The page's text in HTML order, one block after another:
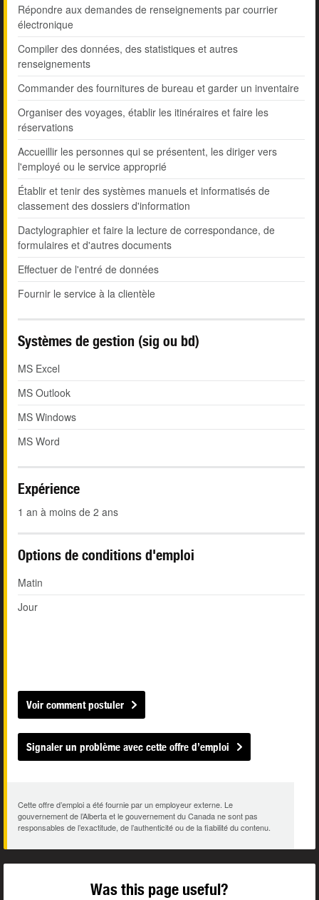
Répondre aux demandes de renseignements par courrier
électronique
Compiler des données, des statistiques et autres
renseignements
Commander des fournitures de bureau et garder un inventaire
Organiser des voyages, établir les itinéraires et faire les
réservations
Accueillir les personnes qui se présentent, les diriger vers
l'employé ou le service approprié
Établir et tenir des systèmes manuels et informatisés de
classement des dossiers d'information
Dactylographier et faire la lecture de correspondance, de
formulaires et d'autres documents
Effectuer de l'entré de données
Fournir le service à la clientèle
Systèmes de gestion (sig ou bd)
MS Excel
MS Outlook
MS Windows
MS Word
Expérience
1 an à moins de 2 ans
Options de conditions d'emploi
Matin
Jour
Voir comment postuler
Signaler un problème avec cette offre d’emploi
Cette offre d’emploi a été fournie par un employeur externe. Le
gouvernement de l’Alberta et le gouvernement du Canada ne sont pas
responsables de l’exactitude, de l’authenticité ou de la fiabilité du contenu.
Was this page useful?